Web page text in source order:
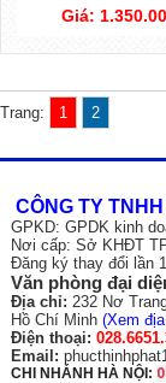
Giá:
Trang: 1 2
CÔNG TY
GPKD: GPDK kinh
Nơi cấp: Sở KHĐT
Đăng ký thay đổi lần
Văn phòng đại
Địa chỉ: 232 Nơ
Hồ Chí Minh (Xem
Điện thoại:
Email:
CHI NHÁNH HÀ NỘI: